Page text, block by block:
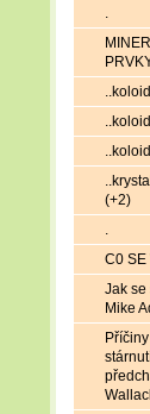
.
(+2)
.
C0 SE
Jak se
Mike